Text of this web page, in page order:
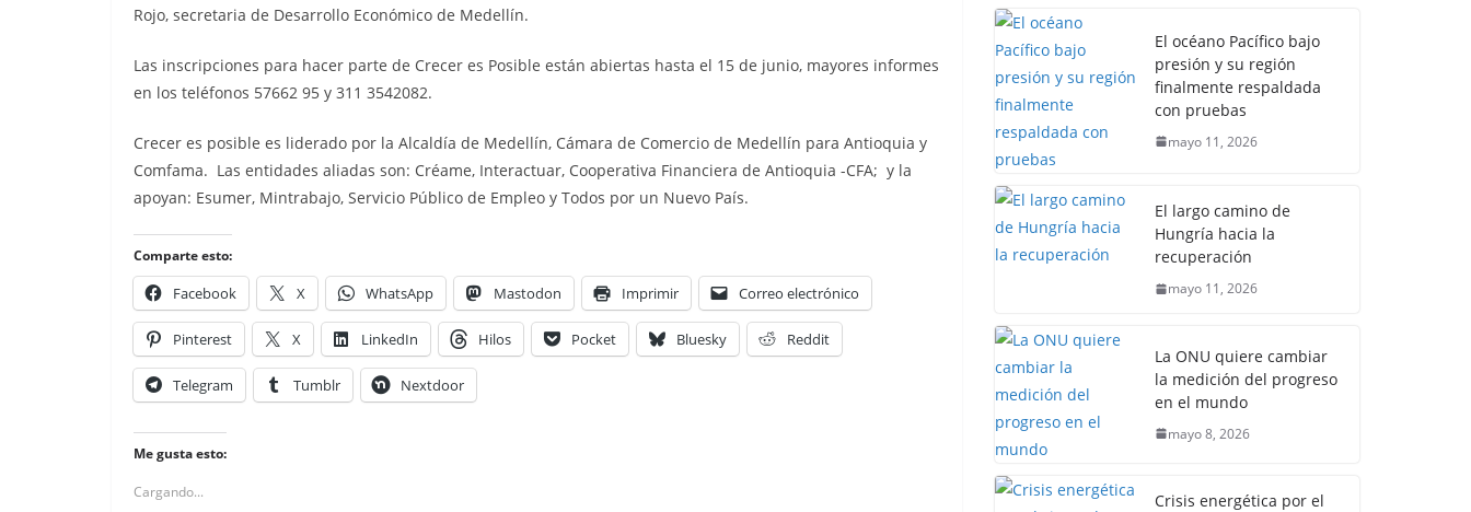
Rojo, secretaria de Desarrollo Económico de Medellín.
Las inscripciones para hacer parte de Crecer es Posible están abiertas hasta el 15 de junio, mayores informes
en los teléfonos 57662 95 y 311 3542082.
Crecer es posible es liderado por la Alcaldía de Medellín, Cámara de Comercio de Medellín para Antioquia y
Comfama. Las entidades aliadas son: Créame, Interactuar, Cooperativa Financiera de Antioquia -CFA; y la
apoyan: Esumer, Mintrabajo, Servicio Público de Empleo y Todos por un Nuevo País.
Comparte esto:
Facebook X WhatsApp Mastodon Imprimir Correo electrónico
Pinterest X LinkedIn Hilos Pocket Bluesky Reddit
Telegram Tumblr Nextdoor
Me gusta esto:
Cargando...
El océano Pacífico bajo
presión y su región
finalmente respaldada
con pruebas
mayo 11, 2026
El largo camino de
Hungría hacia la
recuperación
mayo 11, 2026
La ONU quiere cambiar
la medición del progreso
en el mundo
mayo 8, 2026
Crisis energética por el